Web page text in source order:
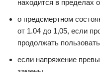
находится в пределах
о предсмертном
от 1.04 до 1,05, если
продолжать
если напряжение